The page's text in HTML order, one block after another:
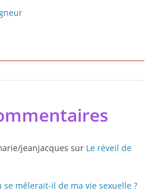
jeanjacques sur Le réveil de
se mêlerait-il de ma vie sexuelle ?